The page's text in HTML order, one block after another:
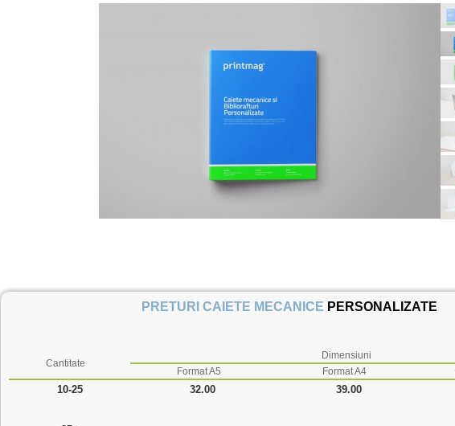
PRETURI CAIETE MECANICE PERSONALIZATE
Cantitate
Dimensiuni
Format A5
Format A4
10-25 32.00 39.00